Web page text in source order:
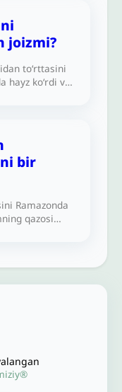
joizmi?
to‘rttasini
hayz ko‘rdi va
bir
Ramazonda
qazosi